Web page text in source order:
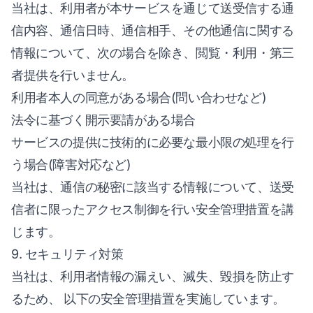
当社は、利用者が本サービスを通じて送受信する通
信内容、通信日時、通信相手、その他通信に関する
情報について、次の場合を除き、閲覧・利用・第三
者提供を行いません。
利用者本人の同意がある場合(問い合わせなど)
法令に基づく開示要請がある場合
サービスの提供に技術的に必要な最小限の処理を行
う場合(障害対応など)
当社は、通信の秘密に該当する情報について、送受
信者に限ったアクセス制御を行い安全管理措置を講
じます。
9. セキュリティ対策
当社は、利用者情報の漏えい、滅失、毀損を防止す
るため、 以下の安全管理措置を実施しています。